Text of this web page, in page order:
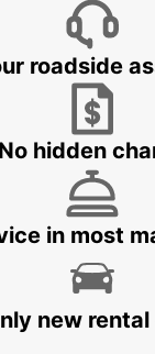
roadside
No hidden
in most
new